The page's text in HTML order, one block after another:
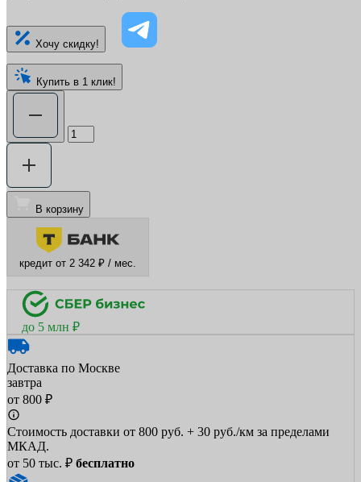
Хочу скидку!
Купить в 1 клик!
В корзину
кредит от 2 342 ₽ / мес.
до 5 млн ₽
Доставка по Москве
завтра
от 800 ₽
Стоимость доставки от 800 руб. + 30 руб./км за пределами
МКАД.
от 50 тыс. ₽ бесплатно